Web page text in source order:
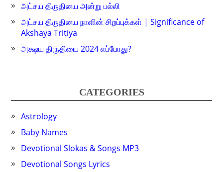
அட்சய திருதியை அன்று பல்லி
அட்சய திருதியை நாளின் சிறப்புக்கள் | Significance of
Akshaya Tritiya
அக்ஷய திருதியை 2024 எப்போது?
CATEGORIES
Astrology
Baby Names
Devotional Slokas & Songs MP3
Devotional Songs Lyrics